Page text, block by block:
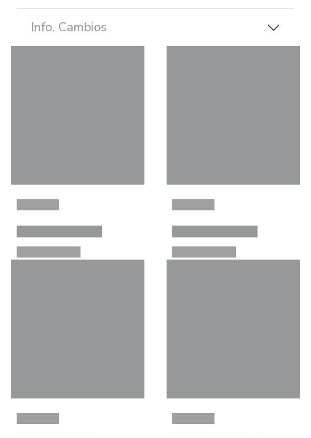
Info. Cambios